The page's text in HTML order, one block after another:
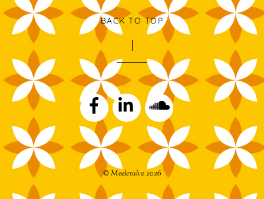
BACK TO TOP
© Meelerahu 2026